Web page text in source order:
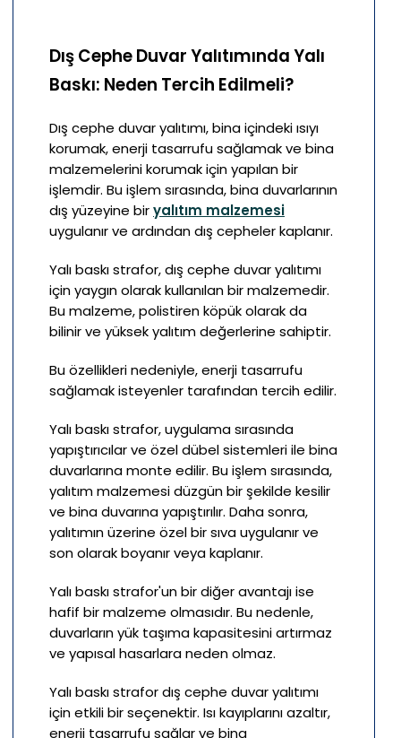
Dış Cephe Duvar Yalıtımında Yalı
Baskı: Neden Tercih Edilmeli?
Dış cephe duvar yalıtımı, bina içindeki ısıyı
korumak, enerji tasarrufu sağlamak ve bina
malzemelerini korumak için yapılan bir
işlemdir. Bu işlem sırasında, bina duvarlarının
dış yüzeyine biryalıtım malzemesi
uygulanır ve ardından dış cepheler kaplanır.
Yalı baskı strafor, dış cephe duvar yalıtımı
için yaygın olarak kullanılan bir malzemedir.
Bu malzeme, polistiren köpük olarak da
bilinir ve yüksek yalıtım değerlerine sahiptir.
Bu özellikleri nedeniyle, enerji tasarrufu
sağlamak isteyenler tarafından tercih edilir.
Yalı baskı strafor, uygulama sırasında
yapıştırıcılar ve özel dübel sistemleri ile bina
duvarlarına monte edilir. Bu işlem sırasında,
yalıtım malzemesi düzgün bir şekilde kesilir
ve bina duvarına yapıştırılır. Daha sonra,
yalıtımın üzerine özel bir sıva uygulanır ve
son olarak boyanır veya kaplanır.
Yalı baskı strafor'un bir diğer avantajı ise
hafif bir malzeme olmasıdır. Bu nedenle,
duvarların yük taşıma kapasitesini artırmaz
ve yapısal hasarlara neden olmaz.
Yalı baskı strafor dış cephe duvar yalıtımı
için etkili bir seçenektir. Isı kayıplarını azaltır,
enerji tasarrufu sağlar ve bina